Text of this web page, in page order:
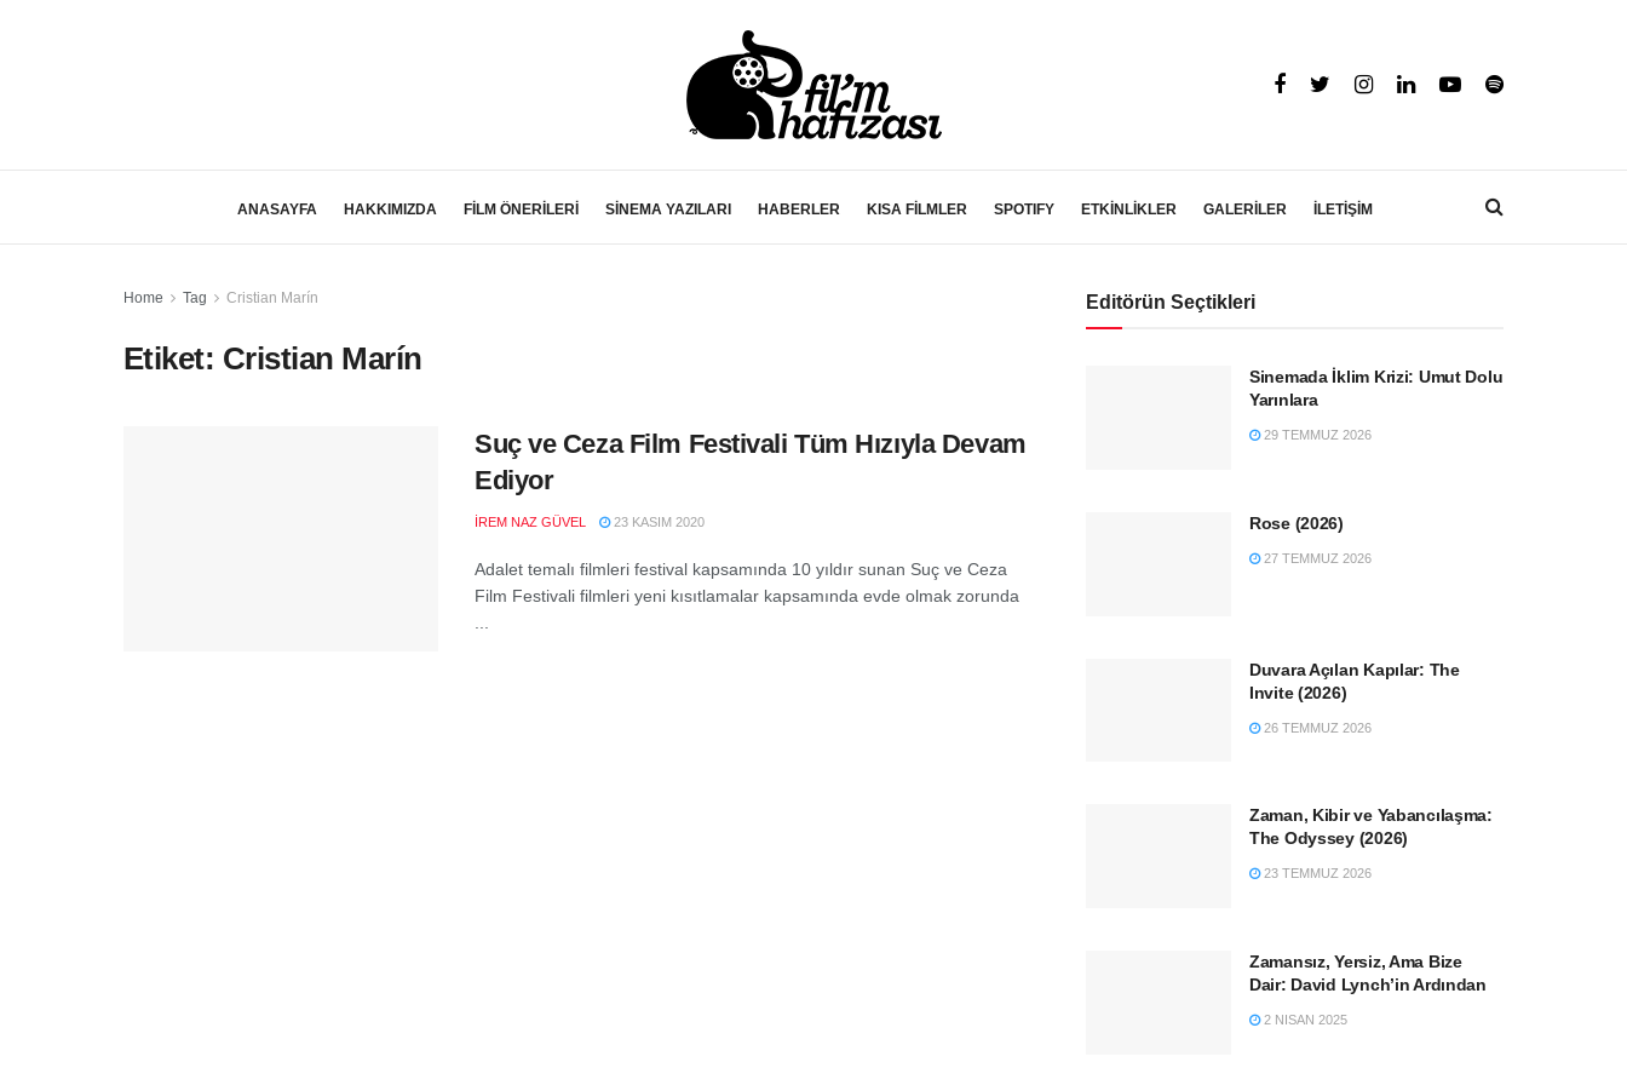
ANASAYFA HAKKIMIZDA FİLM ÖNERİLERİ SİNEMA YAZILARI HABERLER KISA FİLMLER SPOTIFY ETKİNLİKLER GALERİLER İLETİŞİM
Home Tag Cristian Marín
Etiket: Cristian Marín
Suç ve Ceza Film Festivali Tüm Hızıyla Devam
Ediyor
İREM NAZ GÜVEL 23 KASIM 2020
Adalet temalı filmleri festival kapsamında 10 yıldır sunan Suç ve Ceza
Film Festivali filmleri yeni kısıtlamalar kapsamında evde olmak zorunda
Editörün Seçtikleri
Sinemada İklim Krizi: Umut Dolu
Yarınlara
29 TEMMUZ 2026
Rose (2026)
27 TEMMUZ 2026
Duvara Açılan Kapılar: The
Invite (2026)
26 TEMMUZ 2026
Zaman, Kibir ve Yabancılaşma:
The Odyssey (2026)
23 TEMMUZ 2026
Zamansız, Yersiz, Ama Bize
Dair: David Lynch’in Ardından
2 NISAN 2025